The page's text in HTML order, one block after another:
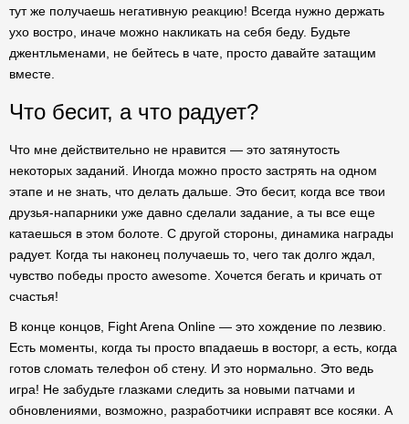
тут же получаешь негативную реакцию! Всегда нужно держать
ухо востро, иначе можно накликать на себя беду. Будьте
джентльменами, не бейтесь в чате, просто давайте затащим
вместе.
Что бесит, а что радует?
Что мне действительно не нравится — это затянутость
некоторых заданий. Иногда можно просто застрять на одном
этапе и не знать, что делать дальше. Это бесит, когда все твои
друзья-напарники уже давно сделали задание, а ты все еще
катаешься в этом болоте. С другой стороны, динамика награды
радует. Когда ты наконец получаешь то, чего так долго ждал,
чувство победы просто awesome. Хочется бегать и кричать от
счастья!
В конце концов, Fight Arena Online — это хождение по лезвию.
Есть моменты, когда ты просто впадаешь в восторг, а есть, когда
готов сломать телефон об стену. И это нормально. Это ведь
игра! Не забудьте глазками следить за новыми патчами и
обновлениями, возможно, разработчики исправят все косяки. А